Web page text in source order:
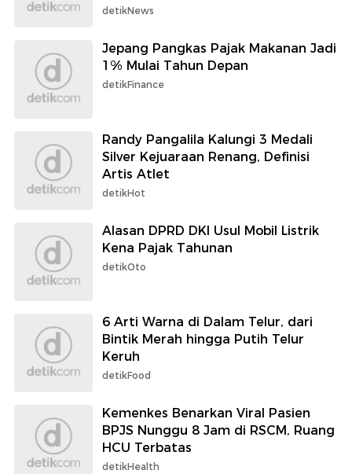
detikNews
Jepang Pangkas Pajak Makanan Jadi
1% Mulai Tahun Depan
detikFinance
Randy Pangalila Kalungi 3 Medali
Silver Kejuaraan Renang, Definisi
Artis Atlet
detikHot
Alasan DPRD DKI Usul Mobil Listrik
Kena Pajak Tahunan
detikOto
6 Arti Warna di Dalam Telur, dari
Bintik Merah hingga Putih Telur
Keruh
detikFood
Kemenkes Benarkan Viral Pasien
BPJS Nunggu 8 Jam di RSCM, Ruang
HCU Terbatas
detikHealth